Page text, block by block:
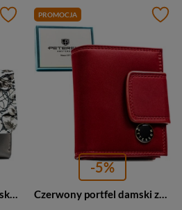
Mały portfelik damski ze skóry naturalnej w dominującym czarnym kolorze - Peterson
PROMOCJA
-5%
Czerwony portfel damski ze skóry naturalnej i ekologicznej z systemem RFID - Peterson